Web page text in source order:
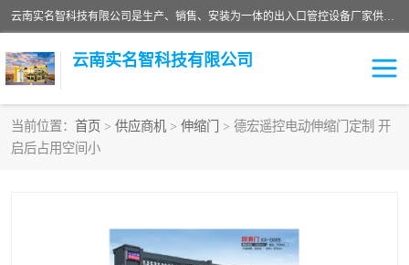
云南实名智科技有限公司是生产、销售、安装为一体的出入口管控设备厂家供应商。主营:电动伸缩门、道闸、广告道闸、重型空降闸、车牌识别、门禁通道、升降柱、岗亭、旗杆等智能设备。主营产品: 电动伸缩门,道闸门禁,车牌识别 生产、销售、安装为一体的出入口管控设备厂家源头供应商。
云南实名智科技有限公司
当前位置： 首页 > 供应商机 > 伸缩门
> 德宏遥控电动伸缩门定制 开
启后占用空间小
车牌识别门系列
通道闸系列